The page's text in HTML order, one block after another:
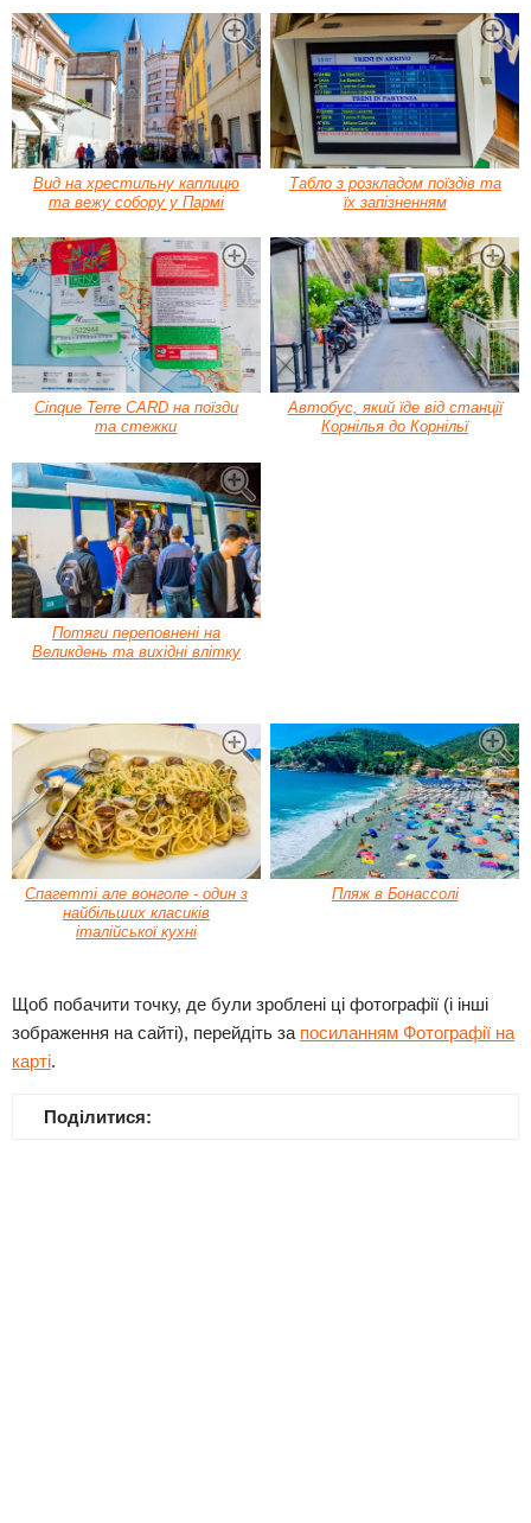
Вид на хрестильну каплицю
та вежу собору у Пармі
Табло з розкладом поїздів та
їх запізненням
Cinque Terre CARD на поїзди
та стежки
Автобус, який їде від станції
Корнілья до Корнільї
Потяги переповнені на
Великдень та вихідні влітку
Спагетті але вонголе - один з
найбільших класиків
італійської кухні
Пляж в Бонассолі
Щоб побачити точку, де були зроблені ці фотографії (і інші
зображення на сайті), перейдіть за посиланням Фотографії на
карті.
Поділитися: